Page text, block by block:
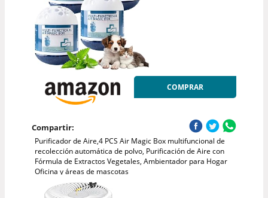
COMPRAR
Compartir:
Purificador de Aire,4 PCS Air Magic Box multifuncional de
recolección automática de polvo, Purificación de Aire con
Fórmula de Extractos Vegetales, Ambientador para Hogar
Oficina y áreas de mascotas